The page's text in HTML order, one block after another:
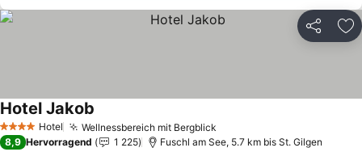
Teilen
4 Sterne Hotel Wellnessbereich mit Bergblick
Hotel Jakob
8,9 Hervorragend 1 225 Fuschl am See, 5.7 km bis St. Gilgen